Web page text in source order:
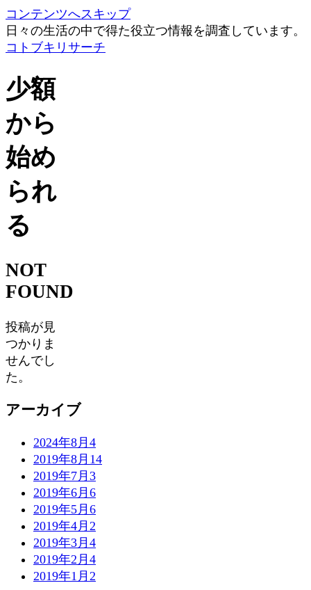
コンテンツへスキップ
日々の生活の中で得た役立つ情報を調査しています。
コトブキリサーチ
少額
から
始め
られ
る
NOT
FOUND
投稿が見
つかりま
せんでし
た。
アーカイブ
2024年8月 4
2019年8月 14
2019年7月 3
2019年6月 6
2019年5月 6
2019年4月 2
2019年3月 4
2019年2月 4
2019年1月 2